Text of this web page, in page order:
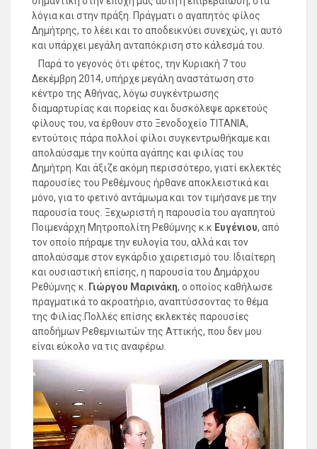
λόγια και στην πράξη. Πράγματι ο αγαπητός φίλος
Δημήτρης, το λέει και το αποδεικνύει συνεχώς, γι αυτό
και υπάρχει μεγάλη ανταπόκριση στο κάλεσμά του.
Παρά το γεγονός ότι φέτος, την Κυριακή 7 του
Δεκέμβρη 2014, υπήρχε μεγάλη αναστάτωση στο
κέντρο της Αθήνας, λόγω συγκέντρωσης
διαμαρτυρίας και πορείας και δυσκόλεψε αρκετούς
φίλους του, να έρθουν στο Ξενοδοχείο ΤΙΤΑΝΙΑ,
εντούτοις πάρα πολλοί φίλοι συγκεντρωθήκαμε και
απολαύσαμε την κούπα αγάπης και φιλίας του
Δημήτρη. Και άξιζε ακόμη περισσότερο, γιατί εκλεκτές
παρουσίες του Ρεθέμνους ήρθανε αποκλειστικά και
μόνο, για το φετινό αντάμωμα και τον τιμήσανε με την
παρουσία τους. Ξεχωριστή η παρουσία του αγαπητού
Ποιμενάρχη Μητροπολίτη Ρεθύμνης κ.κ Ευγένιου, από
τον οποίο πήραμε την ευλογία του, αλλά και τον
απολαύσαμε στον εγκάρδιο χαιρετισμό του. Ιδιαίτερη
και ουσιαστική επίσης, η παρουσία του Δημάρχου
Ρεθύμνης κ.
Γιώργου Μαρινάκη, ο οποίος καθήλωσε
πραγματικά το ακροατήριο, αναπτύσσοντας το θέμα
της Φιλίας.Πολλές επίσης εκλεκτές παρουσίες
αποδήμων Ρεθεμνιωτών της Αττικής, που δεν μου
είναι εύκολο να τις αναφέρω.